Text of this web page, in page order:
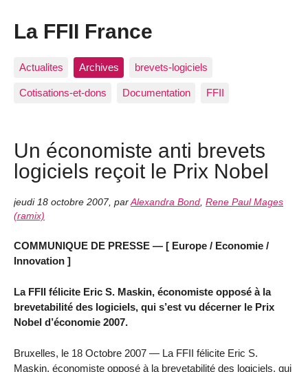
La FFII France
Actualites Archives brevets-logiciels
Cotisations-et-dons Documentation FFII
Un économiste anti brevets
logiciels reçoit le Prix Nobel
jeudi 18 octobre 2007, par Alexandra Bond Rene Paul Mages
(ramix)
COMMUNIQUE DE PRESSE — [ Europe / Economie /
Innovation ]
La FFII félicite Eric S. Maskin, économiste opposé à la
brevetabilité des logiciels, qui s’est vu décerner le Prix
Nobel d’économie 2007.
Bruxelles, le 18 Octobre 2007 — La FFII félicite Eric S.
Maskin, économiste opposé à la brevetabilité des logiciels, qui